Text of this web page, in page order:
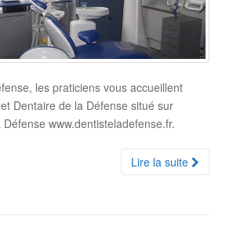
les praticiens vous accueillent
Dentaire de la Défense situé sur
Défense www.dentisteladefense.fr.
Lire la suite